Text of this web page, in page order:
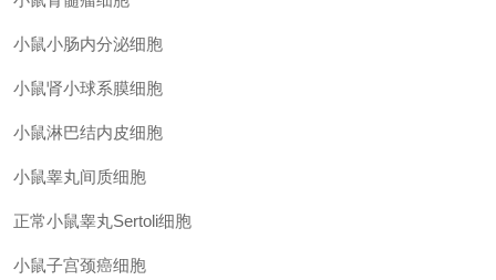
小鼠小肠内分泌细胞
小鼠肾小球系膜细胞
小鼠淋巴结内皮细胞
小鼠睾丸间质细胞
正常小鼠睾丸Sertoli细胞
小鼠子宫颈癌细胞